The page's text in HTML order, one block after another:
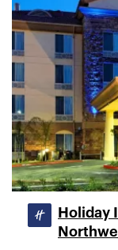
Holiday